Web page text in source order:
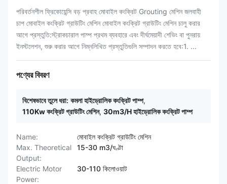
পরিবর্তনশীল ফ্রিকোয়েন্সি বড় প্রবাহ মোবাইল কংক্রিট Grouting মেশিন জলবাহী
চাপ মোবাইল কংক্রিট গ্রাউটিং মেশিন মোবাইল কংক্রিট গ্রাউটিং মেশিন চালু করার
আগে প্রস্তুতি:স্ট্রাকচারাল পাম্প প্রথম ব্যবহারে এবং দীর্ঘমেয়াদী শেভিং বা পুনরায়
ইনস্টলেশন, শুরু করার আগে নিম্নলিখিত প্রস্তুতিগুলি সম্পাদন করতে হবে:1. ...
পণ্যের বিবরণ
বিশেষভাবে তুলে ধরা: কমলা হাইড্রোলিক কংক্রিট পাম্প,
110Kw কংক্রিট গ্রাউটিং মেশিন, 30m3/H হাইড্রোলিক কংক্রিট পাম্প
Name:
মোবাইল কংক্রিট গ্রাউটিং মেশিন
Max. Theoretical
Output:
15-30 m3/ঘণ্টা
Electric Motor
Power:
30-110 কিলোওয়াট